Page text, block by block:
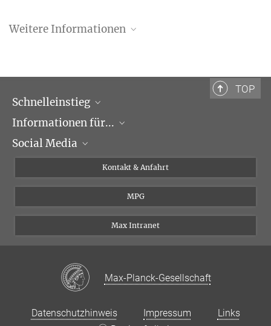
am MPI für Biochemie
Weitere Informationen
Code of conduct: Verhaltensregeln der Max-
Planck-Gesellschaft
TOP
Schnelleinstieg
Forschungsgruppen
Veranstaltungen
Informationen für...
Journalisten
Social Media
Kontakt & Anfahrt
MPG
Max Intranet
Max-Planck-Gesellschaft
Datenschutzhinweis Impressum
Links